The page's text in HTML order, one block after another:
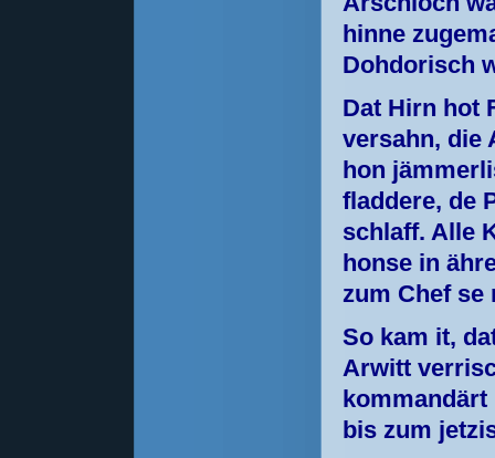
hinne
Dohdorisch
Dat Hirn hot
versahn, die
hon
fladdere, de
schlaff. Alle
honse in
zum Chef se
So kam it,
Arwitt
kommandärt
bis zum